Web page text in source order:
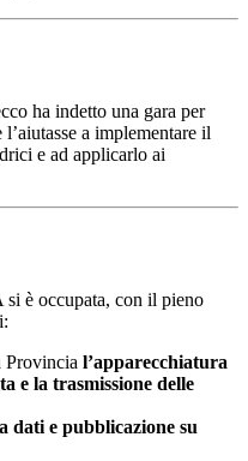
ha indetto una gara per
a implementare il
e ad applicarlo ai
è occupata, con il pieno
Provincia l’apparecchiatura
e la trasmissione delle
dati e pubblicazione su